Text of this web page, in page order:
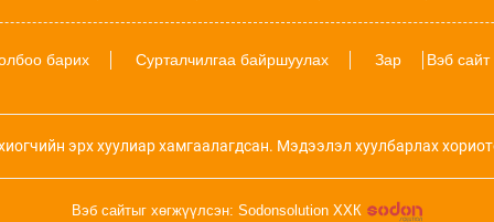
барих Сурталчилгаа байршуулах Зар Вэб сайт
эрх хуулиар хамгаалагдсан. Мэдээлэл хуулбарлах
Вэб сайтыг хөгжүүлсэн: Sodonsolution ХХК